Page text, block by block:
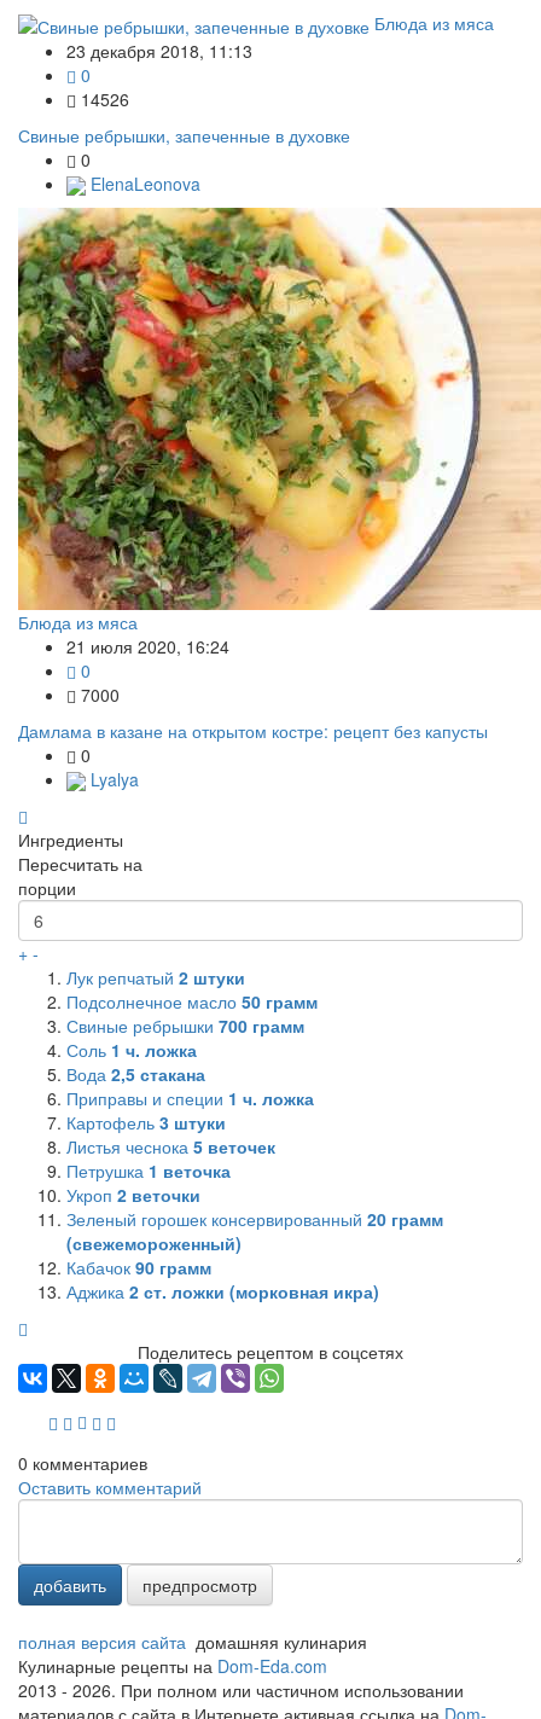
Блюда из мяса
23 декабря 2018, 11:13
0
14526
Свиные ребрышки, запеченные в духовке
0
ElenaLeonova
Блюда из мяса
21 июля 2020, 16:24
0
7000
Дамлама в казане на открытом костре: рецепт без капусты
0
Lyalya
Ингредиенты
Пересчитать на
порции
+ -
Лук репчатый 2 штуки
Подсолнечное масло 50 грамм
Свиные ребрышки 700 грамм
Соль 1 ч. ложка
Вода 2,5 стакана
Приправы и специи 1 ч. ложка
Картофель 3 штуки
Листья чеснока 5 веточек
Петрушка 1 веточка
Укроп 2 веточки
Зеленый горошек консервированный 20 грамм
(свежемороженный)
Кабачок 90 грамм
Аджика 2 ст. ложки (морковная икра)
Поделитесь рецептом в соцсетях
0 комментариев
Оставить комментарий
добавить предпросмотр
полная версия сайта домашняя кулинария
Кулинарные рецепты на Dom-Eda.com
2013 - 2026. При полном или частичном использовании